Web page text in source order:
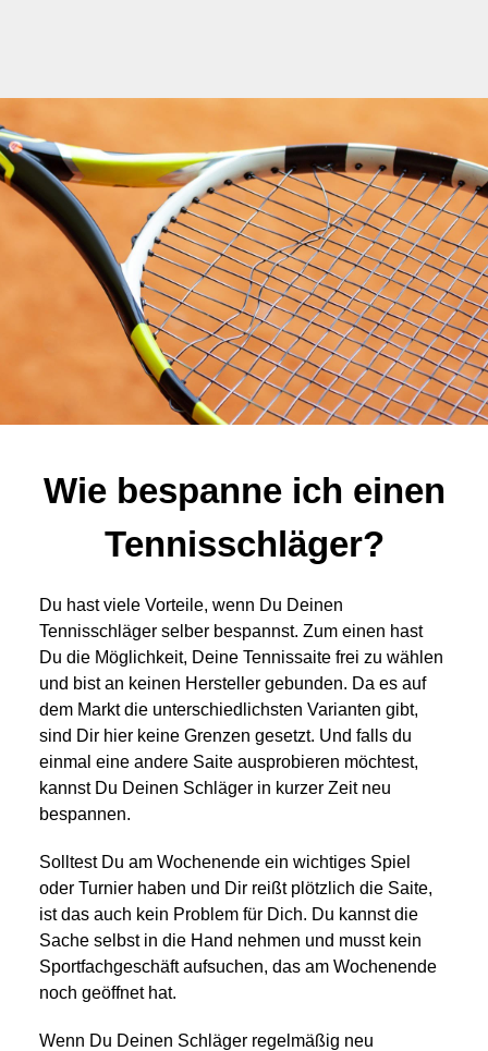
Wie bespanne ich einen
Tennisschläger?
Du hast viele Vorteile, wenn Du Deinen
Tennisschläger selber bespannst. Zum einen hast
Du die Möglichkeit, Deine Tennissaite frei zu wählen
und bist an keinen Hersteller gebunden. Da es auf
dem Markt die unterschiedlichsten Varianten gibt,
sind Dir hier keine Grenzen gesetzt. Und falls du
einmal eine andere Saite ausprobieren möchtest,
kannst Du Deinen Schläger in kurzer Zeit neu
bespannen.
Solltest Du am Wochenende ein wichtiges Spiel
oder Turnier haben und Dir reißt plötzlich die Saite,
ist das auch kein Problem für Dich. Du kannst die
Sache selbst in die Hand nehmen und musst kein
Sportfachgeschäft aufsuchen, das am Wochenende
noch geöffnet hat.
Wenn Du Deinen Schläger regelmäßig neu